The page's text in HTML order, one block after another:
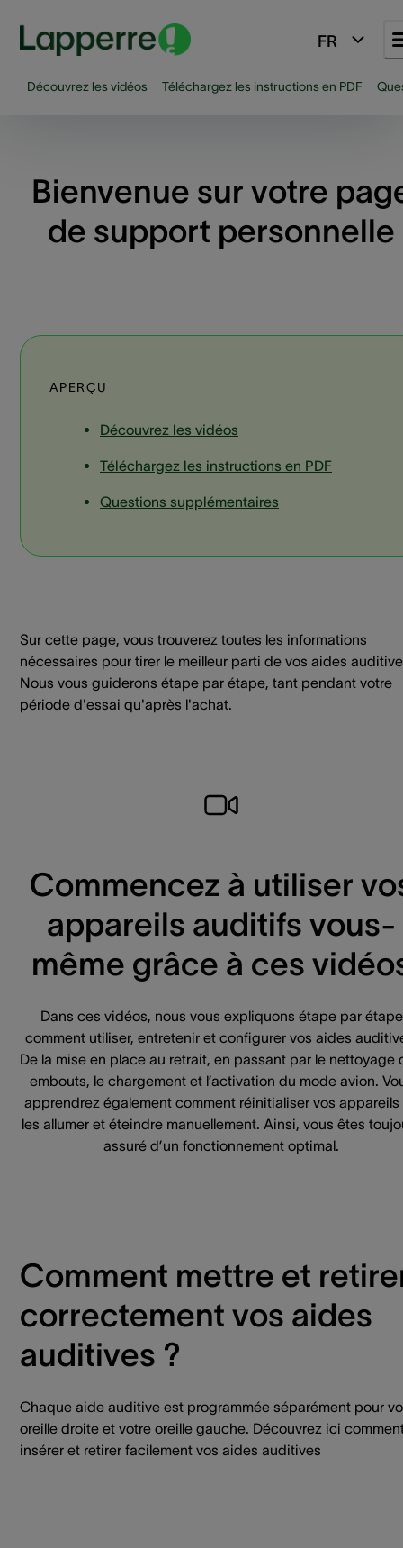
FR
Découvrez les vidéos Téléchargez les instructions en PDF
Bienvenue sur votre
de support personnelle
APERÇU
Découvrez les vidéos
Téléchargez les instructions en PDF
Questions supplémentaires
Sur cette page, vous trouverez toutes les informations
nécessaires pour tirer le meilleur parti de vos aides
Nous vous guiderons étape par étape, tant pendant votre
période d'essai qu'après l'achat.
Commencez à utiliser
appareils auditifs vous-
même grâce à ces
Dans ces vidéos, nous vous expliquons étape par étape
comment utiliser, entretenir et configurer vos aides
De la mise en place au retrait, en passant par le nettoyage
embouts, le chargement et l’activation du mode avion.
apprendrez également comment réinitialiser vos appareils
les allumer et éteindre manuellement. Ainsi, vous êtes
assuré d’un fonctionnement optimal.
Comment mettre et
correctement vos aides
auditives ?
Chaque aide auditive est programmée séparément pour
oreille droite et votre oreille gauche. Découvrez ici
insérer et retirer facilement vos aides auditives